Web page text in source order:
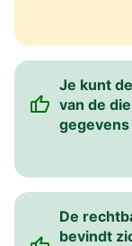
Je kunt
van de
De
bevindt